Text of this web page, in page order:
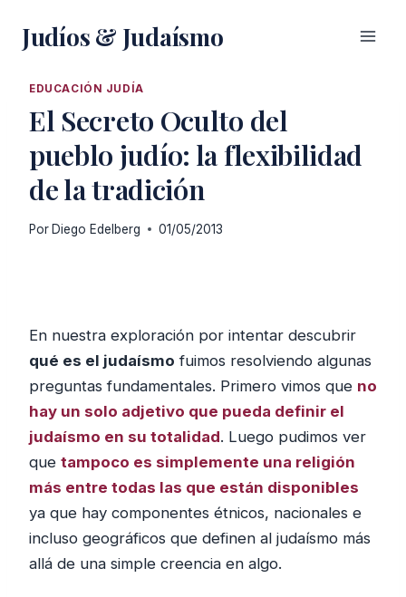
Judíos & Judaísmo
EDUCACIÓN JUDÍA
El Secreto Oculto del
pueblo judío: la flexibilidad
de la tradición
Por Diego Edelberg 01/05/2013
En nuestra exploración por intentar descubrir
qué es el judaísmo fuimos resolviendo algunas
preguntas fundamentales. Primero vimos que no
hay un solo adjetivo que pueda definir el
judaísmo en su totalidad. Luego pudimos ver
que tampoco es simplemente una religión
más entre todas las que están disponibles
ya que hay componentes étnicos, nacionales e
incluso geográficos que definen al judaísmo más
allá de una simple creencia en algo.